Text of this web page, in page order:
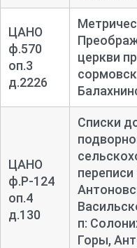
ЦАНО
ф.570
оп.3
д.2226
церкви
ЦАНО
ф.Р-124
оп.4
д.130
Списки
переписи
п:
Горы,